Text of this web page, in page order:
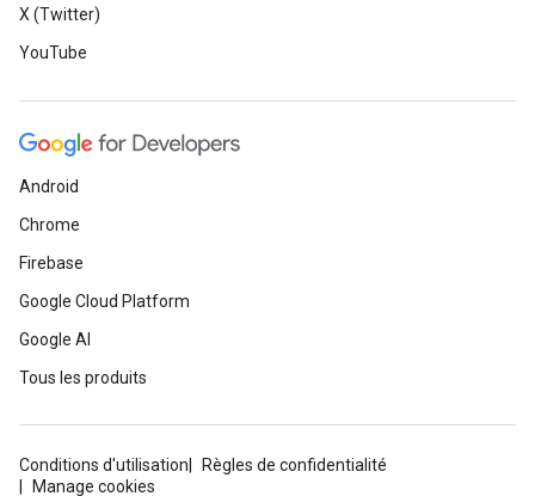
X (Twitter)
YouTube
Android
Chrome
Firebase
Google Cloud Platform
Google AI
Tous les produits
Conditions d'utilisation
Règles de confidentialité
Manage cookies